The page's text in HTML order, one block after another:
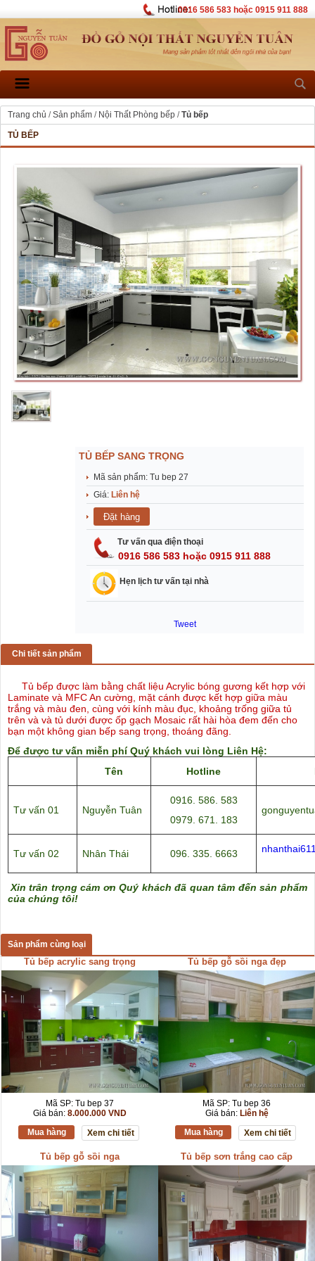
0916 586 583 hoặc 0915 911 888
Trang chủ /Sản phẩm / Nội Thất Phòng bếp /Tủ bếp
TỦ BẾP
TỦ BẾP SANG TRỌNG
Mã sản phẩm: Tu bep 27
Giá: Liên hệ
Tư vấn qua điện thoại
0916 586 583 hoặc 0915 911 888
Hẹn lịch tư vấn tại nhà
Tweet
Chi tiết sản phẩm
Tủ bếp được làm bằng chất liệu Acrylic bóng gương kết hợp với
Laminate và MFC An cường, mặt cánh được kết hợp giữa màu
trắng và màu đen, cùng với kính màu đục, khoảng trống giữa tủ
trên và và tủ dưới được ốp gạch Mosaic rất hài hòa đem đến cho
bạn một không gian bếp sang trọng, thoáng đãng.
Để được tư vấn miễn phí Quý khách vui lòng Liên Hệ:
Tên
Hotline
Tư vấn 01 Nguyễn Tuân
0916. 586. 583
0979. 671. 183
Tư vấn 02 Nhân Thái 096. 335. 6663
Xin trân trọng cám ơn Quý khách đã quan tâm đến sản phẩm
của chúng tôi!
Sản phẩm cùng loại
Tủ bếp acrylic sang trọng
Mã SP: Tu bep 37
Giá bán: 8.000.000 VND
Mua hàng
Xem chi tiết
Tủ bếp gỗ sồi nga đẹp
Mã SP: Tu bep 36
Giá bán: Liên hệ
Mua hàng
Xem chi tiết
Tủ bếp gỗ sồi nga Tủ bếp sơn trắng cao cấp